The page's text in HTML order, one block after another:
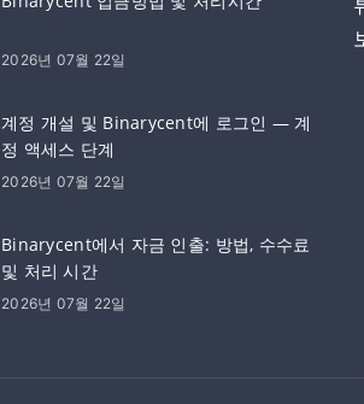
2026년 07월 22일
계정 개설 및 Binarycent에 로그인 — 계
정 액세스 단계
2026년 07월 22일
Binarycent에서 자금 인출: 방법, 수수료
및 처리 시간
2026년 07월 22일